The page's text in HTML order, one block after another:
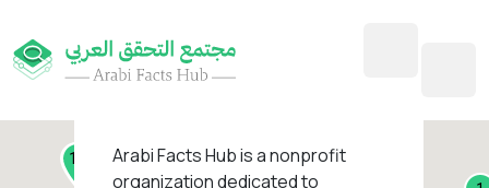
11
13
3
2
1
Arabi Facts Hubis a nonprofit
organization dedicated to